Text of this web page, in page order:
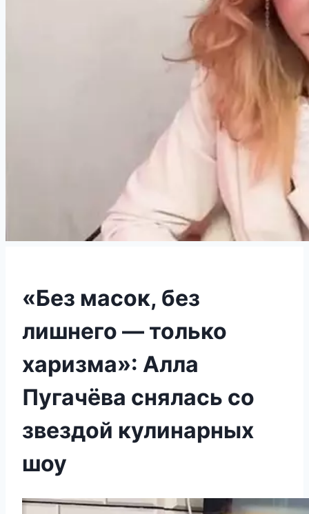
«Без масок, без
лишнего — только
харизма»: Алла
Пугачёва снялась со
звездой кулинарных
шоу